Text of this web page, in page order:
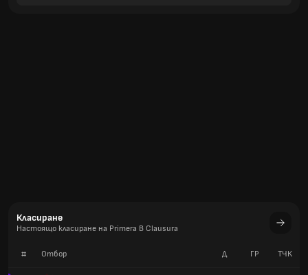
Класиране
Настоящо класиране на Primera B Clausura
# Отбор Д ГР TЧК